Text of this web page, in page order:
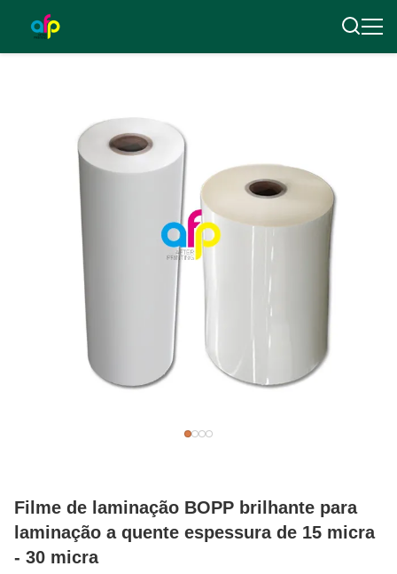
Filme de laminação BOPP brilhante para
laminação a quente espessura de 15 micra
- 30 micra